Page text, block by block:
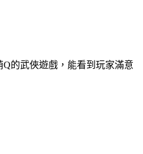
Q的武俠遊戲，能看到玩家滿意